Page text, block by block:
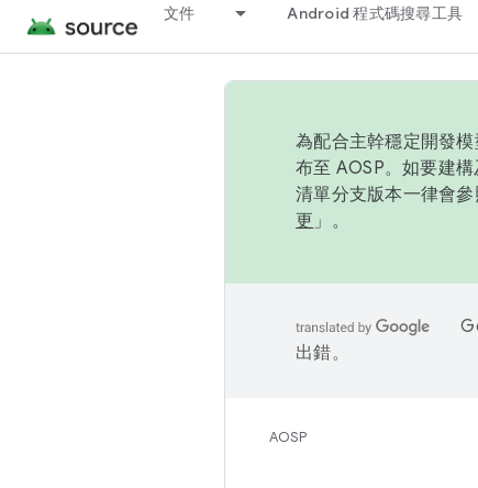
文件 Android 程式碼搜尋工具
為配合主幹穩定開發
布至 AOSP。如要建
清單分支版本一律會
更 」。
出錯。
AOSP